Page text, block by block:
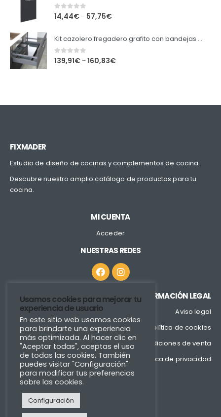
0 out of 5
14,44€ – 57,75€
Kit cazolero fregadero grafito con bandejas extraibles.
0out of 5
139,91€ –160,83€
FIXMADER
Estudio de diseño de cocinas y complementos de cocina.
Descubre nuestro amplio catálogo de productos para tu
cocina.
MI CUENTA
Acceder
NUESTRAS REDES
INFORMACIÓN LEGAL
Aviso legal
Política de cookies
Condiciones de venta
Política de privacidad
Usamos cookies para mejorar tu
experiencia de usuario
En este sitio web usamos cookies
para brindarte una experiencia
más optimizada. Al hacer clic en
"Aceptar todas", aceptas el uso
de todas las cookies. También
puedes visitar "Configuración"
para modificar tus preferencias
sobre las cookies.
Configuración